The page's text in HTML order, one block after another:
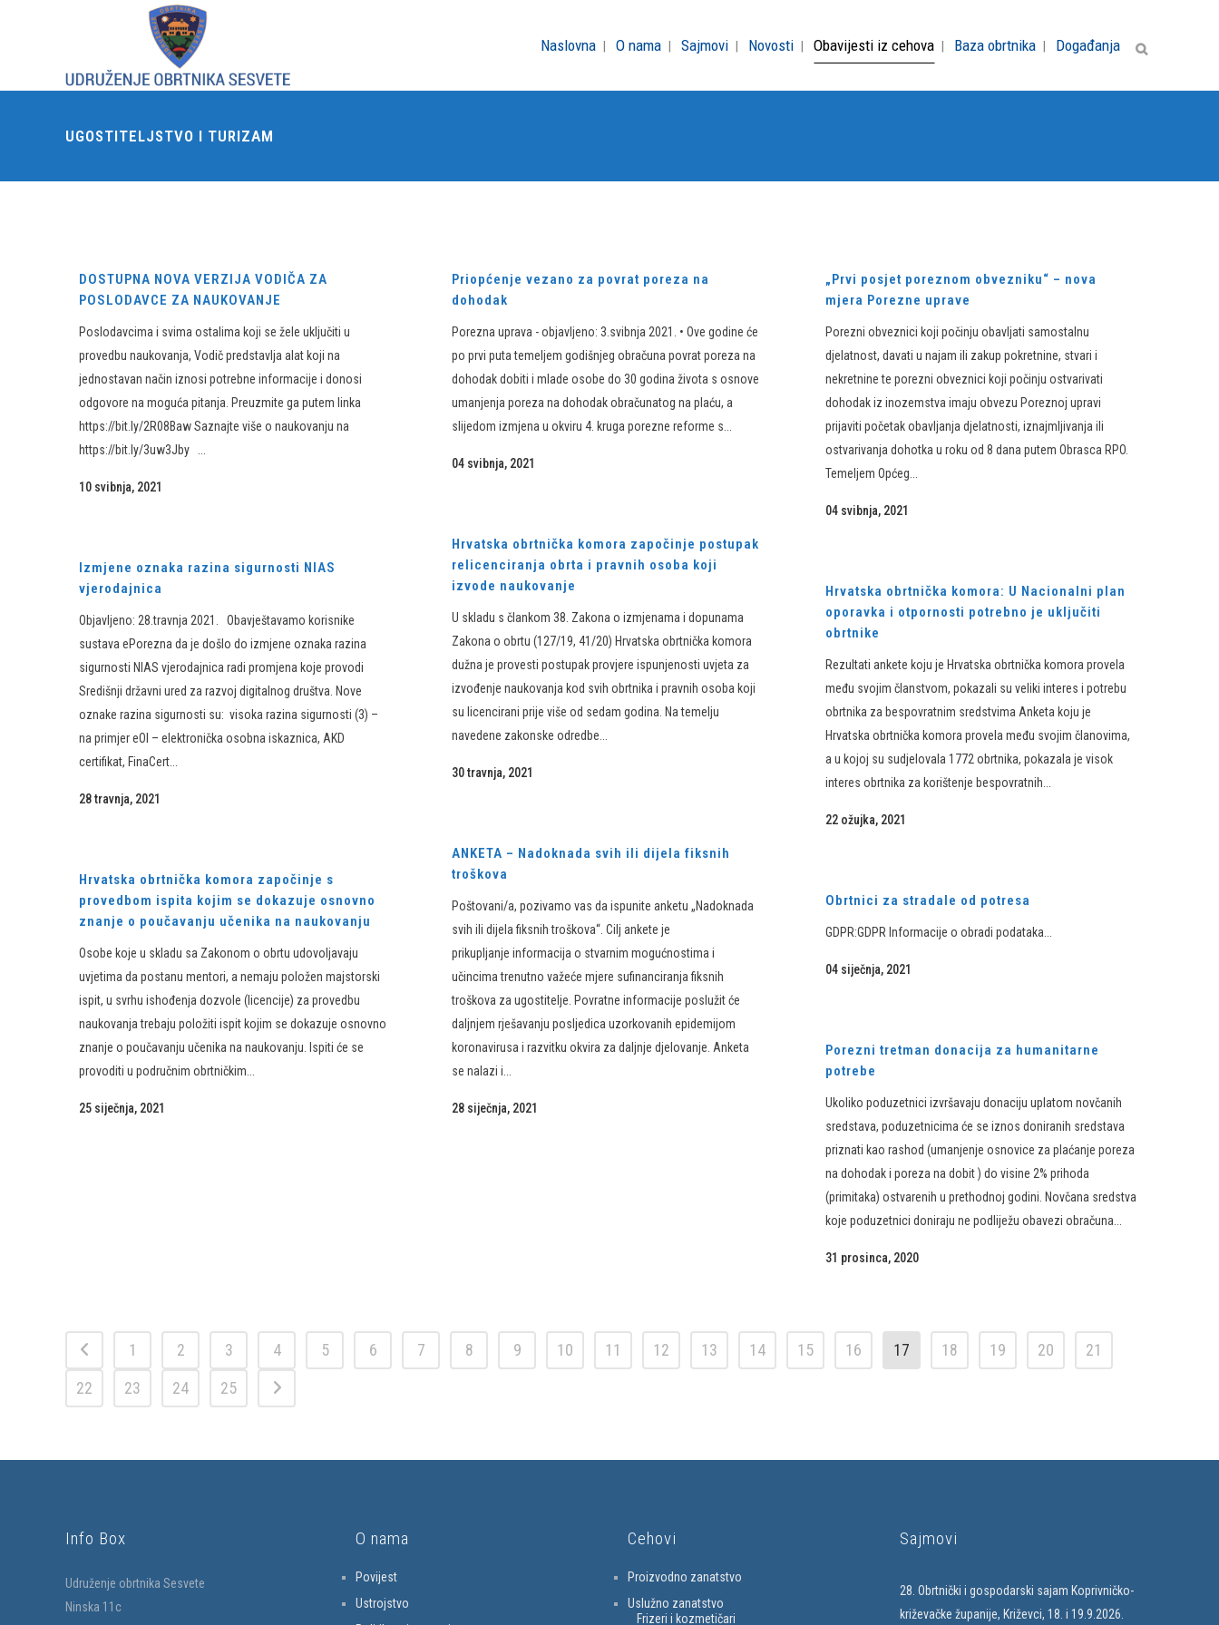
Naslovna O nama Sajmovi Novosti Obavijesti iz cehova Baza obrtnika Događanja
UGOSTITELJSTVO I TURIZAM
DOSTUPNA NOVA VERZIJA VODIČA ZA
POSLODAVCE ZA NAUKOVANJE
Poslodavcima i svima ostalima koji se žele uključiti u
provedbu naukovanja, Vodič predstavlja alat koji na
jednostavan način iznosi potrebne informacije i donosi
odgovore na moguća pitanja. Preuzmite ga putem linka
https://bit.ly/2R08Baw Saznajte više o naukovanju na
https://bit.ly/3uw3Jby ...
10 svibnja, 2021
Priopćenje vezano za povrat poreza na
dohodak
Porezna uprava - objavljeno: 3.svibnja 2021. • Ove godine će
po prvi puta temeljem godišnjeg obračuna povrat poreza na
dohodak dobiti i mlade osobe do 30 godina života s osnove
umanjenja poreza na dohodak obračunatog na plaću, a
slijedom izmjena u okviru 4. kruga porezne reforme s...
04 svibnja, 2021
„Prvi posjet poreznom obvezniku“ – nova
mjera Porezne uprave
Porezni obveznici koji počinju obavljati samostalnu
djelatnost, davati u najam ili zakup pokretnine, stvari i
nekretnine te porezni obveznici koji počinju ostvarivati
dohodak iz inozemstva imaju obvezu Poreznoj upravi
prijaviti početak obavljanja djelatnosti, iznajmljivanja ili
ostvarivanja dohotka u roku od 8 dana putem Obrasca RPO.
Temeljem Općeg...
04 svibnja, 2021
Hrvatska obrtnička komora započinje postupak
relicenciranja obrta i pravnih osoba koji
izvode naukovanje
U skladu s člankom 38. Zakona o izmjenama i dopunama
Zakona o obrtu (127/19, 41/20) Hrvatska obrtnička komora
dužna je provesti postupak provjere ispunjenosti uvjeta za
izvođenje naukovanja kod svih obrtnika i pravnih osoba koji
su licencirani prije više od sedam godina. Na temelju
navedene zakonske odredbe...
30 travnja, 2021
Izmjene oznaka razina sigurnosti NIAS
vjerodajnica
Objavljeno: 28.travnja 2021. Obavještavamo korisnike
sustava ePorezna da je došlo do izmjene oznaka razina
sigurnosti NIAS vjerodajnica radi promjena koje provodi
Središnji državni ured za razvoj digitalnog društva. Nove
oznake razina sigurnosti su: visoka razina sigurnosti (3) –
na primjer eOI – elektronička osobna iskaznica, AKD
certifikat, FinaCert...
28 travnja, 2021
Hrvatska obrtnička komora: U Nacionalni plan
oporavka i otpornosti potrebno je uključiti
obrtnike
Rezultati ankete koju je Hrvatska obrtnička komora provela
među svojim članstvom, pokazali su veliki interes i potrebu
obrtnika za bespovratnim sredstvima Anketa koju je
Hrvatska obrtnička komora provela među svojim članovima,
a u kojoj su sudjelovala 1772 obrtnika, pokazala je visok
interes obrtnika za korištenje bespovratnih...
22 ožujka, 2021
ANKETA – Nadoknada svih ili dijela fiksnih
troškova
Poštovani/a, pozivamo vas da ispunite anketu „Nadoknada
svih ili dijela fiksnih troškova“. Cilj ankete je
prikupljanje informacija o stvarnim mogućnostima i
učincima trenutno važeće mjere sufinanciranja fiksnih
troškova za ugostitelje. Povratne informacije poslužit će
daljnjem rješavanju posljedica uzorkovanih epidemijom
koronavirusa i razvitku okvira za daljnje djelovanje. Anketa
se nalazi i...
28 siječnja, 2021
Hrvatska obrtnička komora započinje s
provedbom ispita kojim se dokazuje osnovno
znanje o poučavanju učenika na naukovanju
Osobe koje u skladu sa Zakonom o obrtu udovoljavaju
uvjetima da postanu mentori, a nemaju položen majstorski
ispit, u svrhu ishođenja dozvole (licencije) za provedbu
naukovanja trebaju položiti ispit kojim se dokazuje osnovno
znanje o poučavanju učenika na naukovanju. Ispiti će se
provoditi u područnim obrtničkim...
25 siječnja, 2021
Obrtnici za stradale od potresa
GDPR:GDPR Informacije o obradi podataka...
04 siječnja, 2021
Porezni tretman donacija za humanitarne
potrebe
Ukoliko poduzetnici izvršavaju donaciju uplatom novčanih
sredstava, poduzetnicima će se iznos doniranih sredstava
priznati kao rashod (umanjenje osnovice za plaćanje poreza
na dohodak i poreza na dobit ) do visine 2% prihoda
(primitaka) ostvarenih u prethodnoj godini. Novčana sredstva
koje poduzetnici doniraju ne podliježu obavezi obračuna...
31 prosinca, 2020
1 2 3 4 5 6 7 8 9 10 11 12 13 14 15 16 17 18 19 20
21
22
23 24 25
Info Box
Udruženje obrtnika Sesvete
Ninska 11c
O nama
Povijest
Ustrojstvo
Cehovi
Proizvodno zanatstvo
Uslužno zanatstvo
Frizeri i kozmetičari
Sajmovi
28. Obrtnički i gospodarski sajam Koprivničko-
križevačke županije, Križevci, 18. i 19.9.2026.